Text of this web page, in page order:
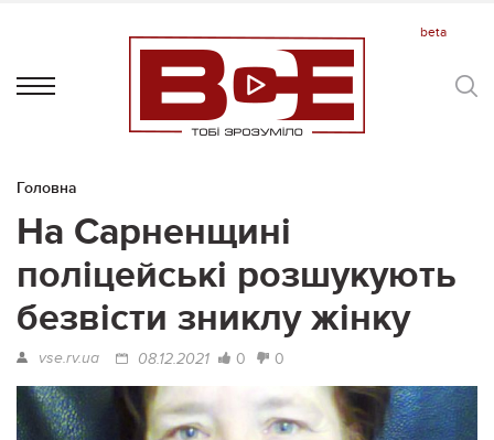
Головна
На Сарненщині
поліцейські розшукують
безвісти зниклу жінку
vse.rv.ua 08.12.2021 0 0